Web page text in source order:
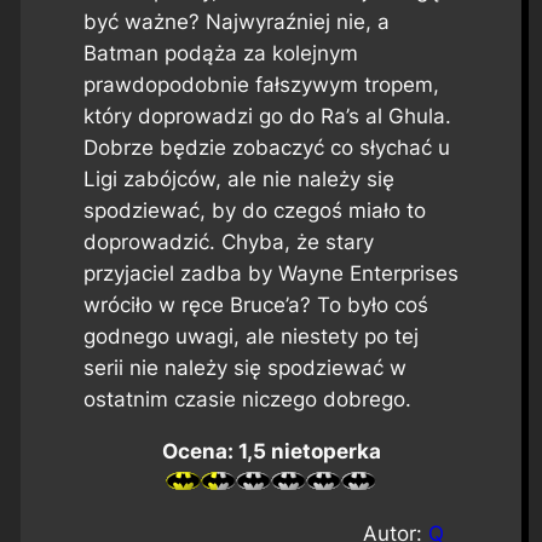
być ważne? Najwyraźniej nie, a
Batman podąża za kolejnym
prawdopodobnie fałszywym tropem,
który doprowadzi go do Ra’s al Ghula.
Dobrze będzie zobaczyć co słychać u
Ligi zabójców, ale nie należy się
spodziewać, by do czegoś miało to
doprowadzić. Chyba, że stary
przyjaciel zadba by Wayne Enterprises
wróciło w ręce Bruce’a? To było coś
godnego uwagi, ale niestety po tej
serii nie należy się spodziewać w
ostatnim czasie niczego dobrego.
Ocena: 1,5 nietoperka
Autor: Q